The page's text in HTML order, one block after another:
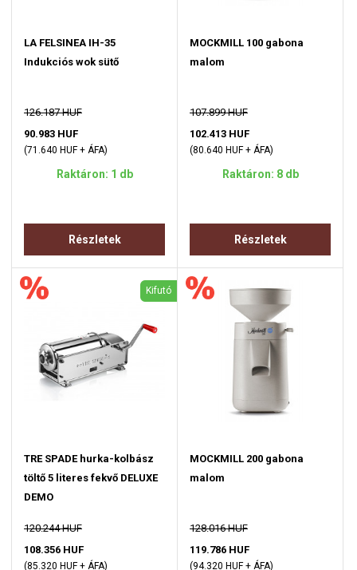
LA FELSINEA IH-35
Indukciós wok sütő
126.187 HUF
90.983 HUF
(71.640 HUF + ÁFA)
Raktáron: 1 db
Részletek
MOCKMILL 100 gabona
malom
107.899 HUF
102.413 HUF
(80.640 HUF + ÁFA)
Raktáron: 8 db
Részletek
Kifutó
TRE SPADE hurka-kolbász
töltő 5 literes fekvő DELUXE
DEMO
120.244 HUF
108.356 HUF
(85.320 HUF + ÁFA)
MOCKMILL 200 gabona
malom
128.016 HUF
119.786 HUF
(94.320 HUF + ÁFA)